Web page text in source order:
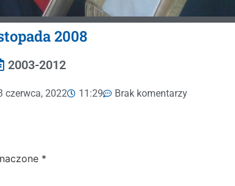
2008
2003-2012
czerwca, 2022 11:29 Brak komentarzy
*